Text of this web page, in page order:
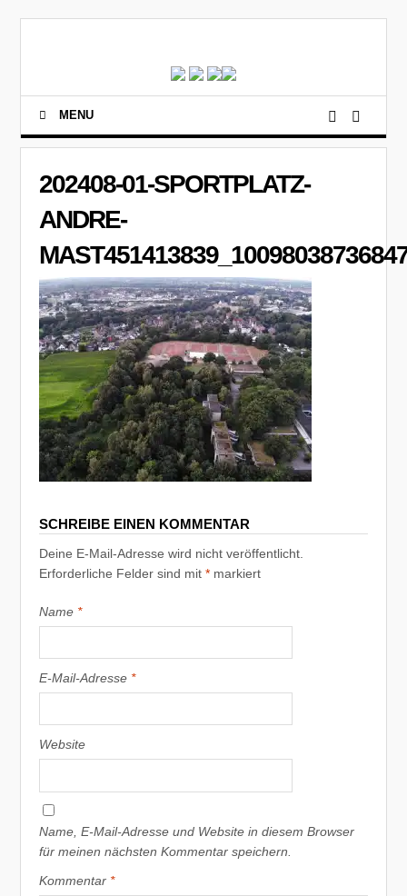
MENU
202408-01-SPORTPLATZ-
ANDRE-
SCHREIBE EINEN KOMMENTAR
Deine E-Mail-Adresse wird nicht veröffentlicht.
Erforderliche Felder sind mit* markiert
Name *
E-Mail-Adresse *
Website
Name, E-Mail-Adresse und Website in diesem Browser
für meinen nächsten Kommentar speichern.
Kommentar *